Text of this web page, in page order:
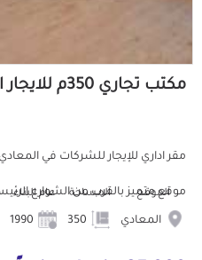
مكتب تجاري 350م للايجار السنوى بالمعادي القاهرة
مقر اداري للإيجار للشركات في
موقع متميز بالقرب من الشوارع
الموقع
المعادي
المساحة عام البناء